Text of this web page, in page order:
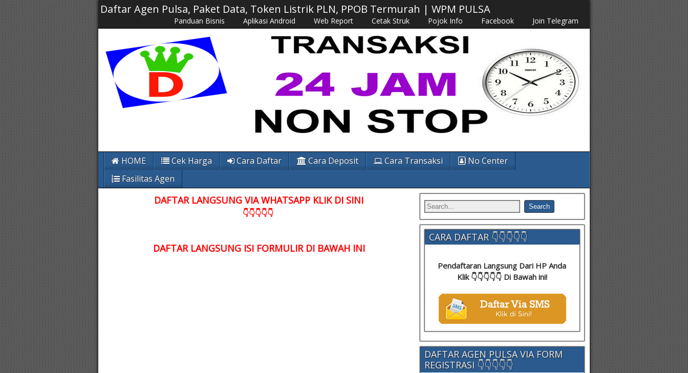
Daftar Agen Pulsa, Paket Data, Token Listrik PLN, PPOB Termurah | WPM PULSA
Panduan Bisnis Aplikasi Android Web Report Cetak Struk Pojok Info Facebook Join Telegram
HOME Cek Harga Cara Daftar Cara Deposit Cara Transaksi
No Center
Fasilitas Agen
DAFTAR LANGSUNG VIA WHATSAPP KLIK DI SINI
👇👇👇👇👇
DAFTAR LANGSUNG ISI FORMULIR DI BAWAH INI
CARA DAFTAR 👇👇👇👇👇
Pendaftaran Langsung Dari HP Anda
Klik 👇👇👇👇👇 Di Bawah ini!
DAFTAR AGEN PULSA VIA FORM
REGISTRASI 👇👇👇👇👇